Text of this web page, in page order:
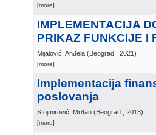
[more]
IMPLEMENTACIJA
PRIKAZ FUNKCIJE I
Mijalović, Anđela (Beograd , 2021)
[more]
Implementacija
poslovanja
Stojmirović, Mrđan (Beograd , 2013)
[more]